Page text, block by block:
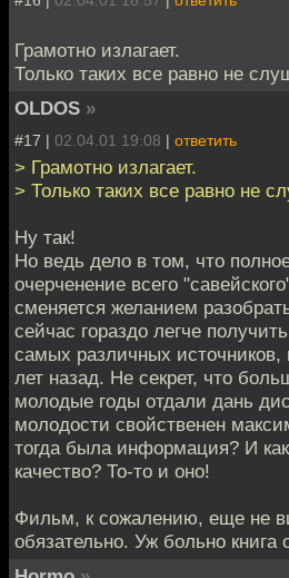
Грамотно излагает.
Только таких все равно не
OLDOS »
#17 | 02.04.01 19:08 | ответить
> Грамотно излагает.
> Только таких все равно не
Ну так!
Но ведь дело в том, что
очерченение всего
сменяется желанием
сейчас гораздо легче
самых различных источников,
лет назад. Не секрет, что
молодые годы отдали дань
молодости свойственен
тогда была информация? И
качество? То-то и оно!
Фильм, к сожалению, еще не
обязательно. Уж больно книга